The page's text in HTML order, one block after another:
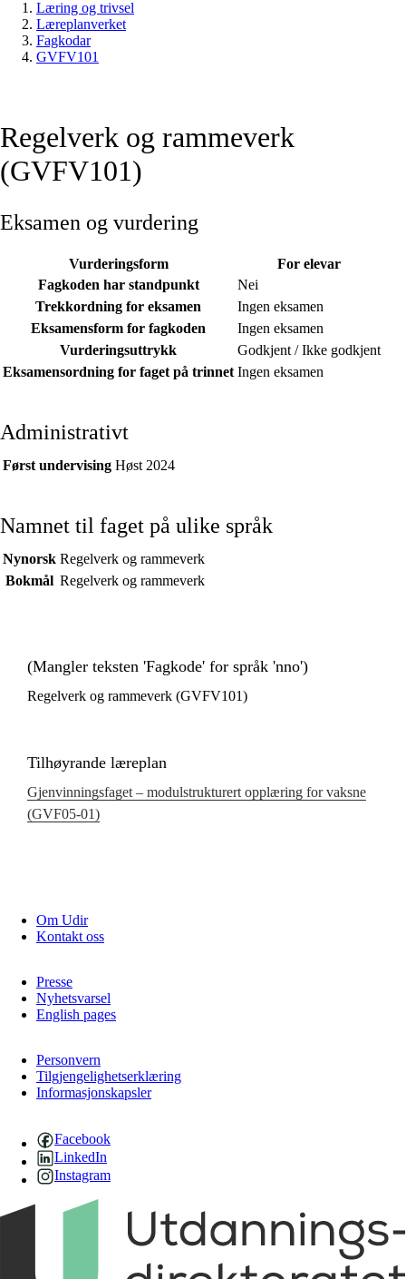
Læring og trivsel
Læreplanverket
Fagkodar
GVFV101
Regelverk og rammeverk
(GVFV101)
Eksamen og vurdering
Vurderingsform
For elevar
Fagkoden har standpunkt
Nei
Trekkordning for eksamen
Ingen eksamen
Eksamensform for fagkoden
Ingen eksamen
Vurderingsuttrykk
Godkjent / Ikke godkjent
Eksamensordning for faget på trinnet Ingen eksamen
Administrativt
Først undervising Høst 2024
Namnet til faget på ulike språk
Nynorsk Regelverk og rammeverk
Bokmål Regelverk og rammeverk
(Mangler teksten 'Fagkode' for språk 'nno')
Regelverk og rammeverk (GVFV101)
Tilhøyrande læreplan
Gjenvinningsfaget – modulstrukturert opplæring for vaksne
(GVF05‑01)
Om Udir
Kontakt oss
Presse
Nyhetsvarsel
English pages
Personvern
Tilgjengelighetserklæring
Informasjonskapsler
Facebook
LinkedIn
Instagram